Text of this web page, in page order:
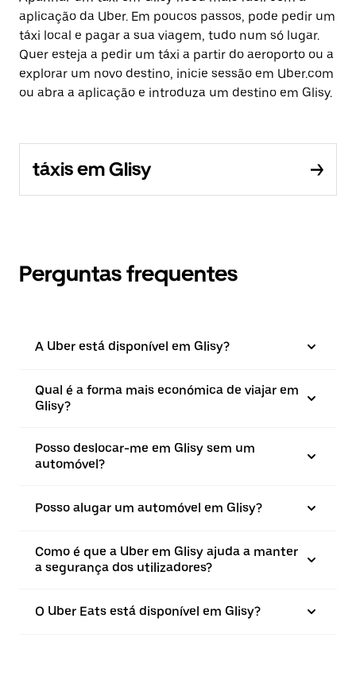
aplicação da Uber. Em poucos passos, pode pedir um
táxi local e pagar a sua viagem, tudo num só lugar.
Quer esteja a pedir um táxi a partir do aeroporto ou a
explorar um novo destino, inicie sessão em Uber.com
ou abra a aplicação e introduza um destino em Glisy.
táxis em Glisy
Perguntas frequentes
A Uber está disponível em Glisy?
Qual é a forma mais económica de viajar em
Glisy?
Posso deslocar-me em Glisy sem um
automóvel?
Posso alugar um automóvel em Glisy?
Como é que a Uber em Glisy ajuda a manter
a segurança dos utilizadores?
O Uber Eats está disponível em Glisy?